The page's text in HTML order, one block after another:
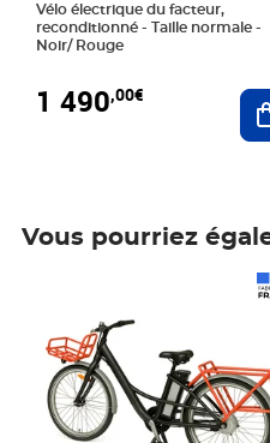
Vélo électrique du facteur,
reconditionné - Taille normale -
Noir/ Rouge
1 490,00€
Vous pourriez